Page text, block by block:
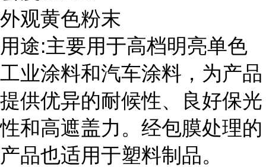
外观黄色粉末
用途:主要用于高档明亮单色
工业涂料和汽车涂料，为产品
提供优异的耐候性、良好保光
性和高遮盖力。经包膜处理的
产品也适用于塑料制品。